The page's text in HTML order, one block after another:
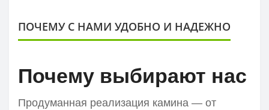
ПОЧЕМУ С НАМИ УДОБНО И НАДЕЖНО
Почему выбирают нас
Продуманная реализация камина — от